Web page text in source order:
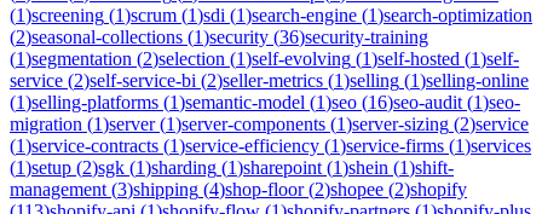
(1)screening (1)scrum (1)sdi (1)search-engine (1)search-optimization
(2)seasonal-collections (1)security (36)security-training
(1)segmentation (2)selection (1)self-evolving (1)self-hosted (1)self-
service (2)self-service-bi (2)seller-metrics (1)selling (1)selling-online
(1)selling-platforms (1)semantic-model (1)seo (16)seo-audit (1)seo-
migration (1)server(1)server-components (1)server-sizing (2)service
(1)service-contracts (1)service-efficiency (1)service-firms (1)services
(1)setup (2)sgk (1)sharding (1)sharepoint (1)shein (1)shift-
management (3)shipping (4)shop-floor(2)shopee (2)shopify